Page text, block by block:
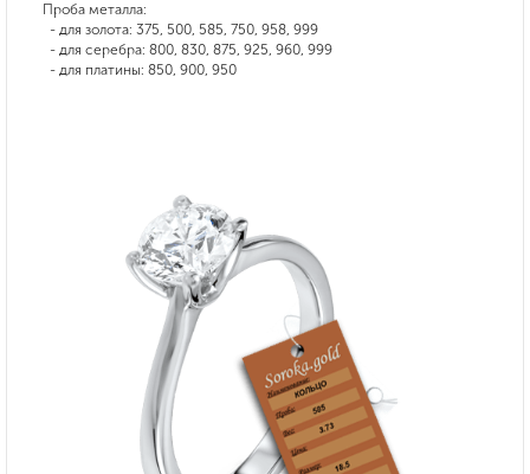
Проба металла:
- для золота: 375, 500, 585, 750, 958, 999
- для серебра: 800, 830, 875, 925, 960, 999
- для платины: 850, 900, 950